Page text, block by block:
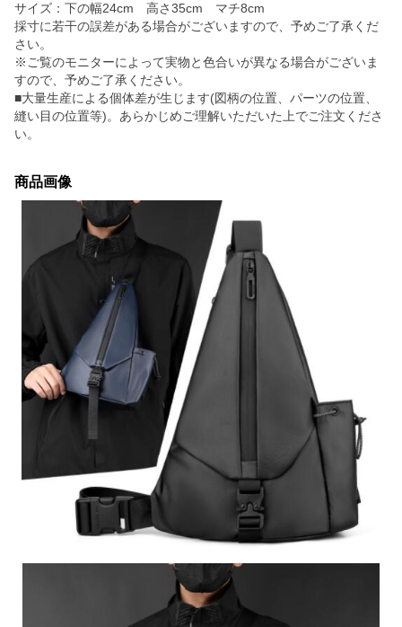
サイズ：下の幅24cm 高さ35cm マチ8cm
採寸に若干の誤差がある場合がございますので、予めご了承くだ
さい。
※ご覧のモニターによって実物と色合いが異なる場合がございま
すので、予めご了承ください。
■大量生産による個体差が生じます(図柄の位置、パーツの位置、
縫い目の位置等)。あらかじめご理解いただいた上でご注文くださ
い。
商品画像